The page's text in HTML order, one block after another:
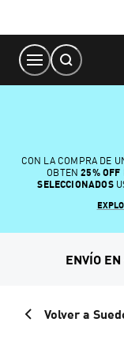
Content
CON LA COMPRA DE
OBTEN 25% OFF
SELECCIONADOS
ENVÍO
Volver a